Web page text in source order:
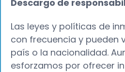
Descargo de
Las leyes y políticas de
con frecuencia y pueden
país o la nacionalidad.
esforzamos por ofrecer